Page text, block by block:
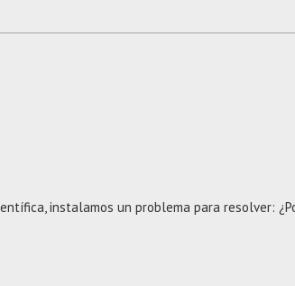
instalamos un problema para resolver: